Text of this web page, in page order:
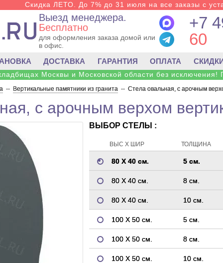
Скидка ЛЕТО. До 7% до 31 июля на все заказы с
Выезд менеджера.
Бесплатно
для оформления заказа домой или
в офис.
+7
60
ДОСТАВКА ГАРАНТИЯ ОПЛАТА
Москвы и Московской области без исключения!
-- Вертикальные памятники из гранита -- Стела овальная, с арочным
с арочным верхом
ВЫБОР СТЕЛЫ :
ВЫС Х ШИР ТОЛЩИНА
80 Х 40 см. 5 см.
80 Х 40 см. 8 см.
80 Х 40 см. 10 см.
100 Х 50 см. 5 см.
100 Х 50 см. 8 см.
100 Х 50 см. 10 см.